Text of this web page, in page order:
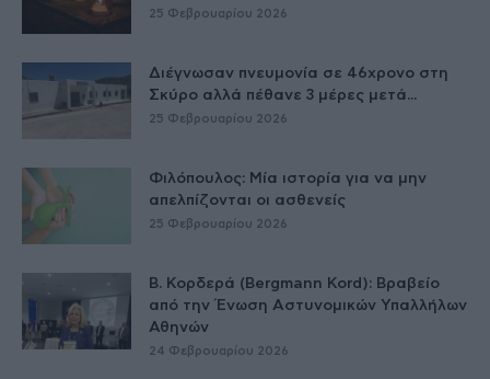
25 Φεβρουαρίου 2026
Διέγνωσαν πνευμονία σε 46χρονο στη
Σκύρο αλλά πέθανε 3 μέρες μετά...
25 Φεβρουαρίου 2026
Φιλόπουλος: Μία ιστορία για να μην
απελπίζονται οι ασθενείς
25 Φεβρουαρίου 2026
Β. Κορδερά (Bergmann Kord): Βραβείο
από την Ένωση Αστυνομικών Υπαλλήλων
Αθηνών
24 Φεβρουαρίου 2026